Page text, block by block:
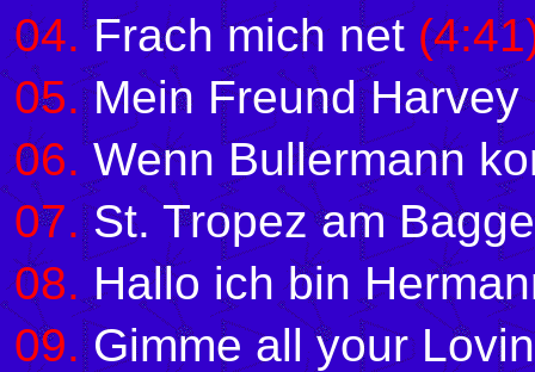
04.Frach mich net
05.Mein Freund Harvey
06.Wenn Bullermann
07.St. Tropez am
08.Hallo ich bin
09.Gimme all your